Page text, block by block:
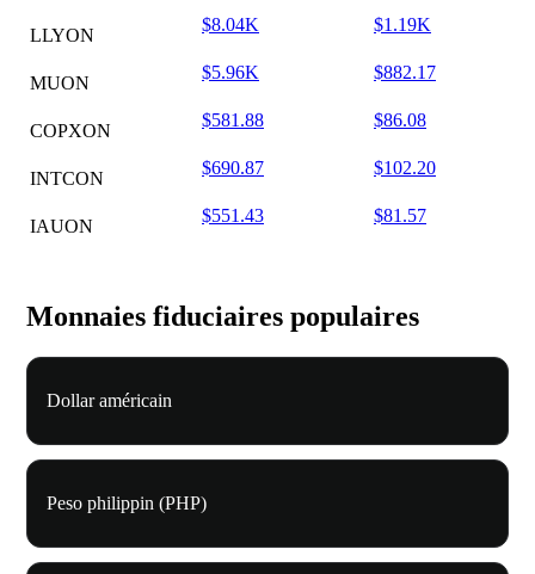
LLYON
$8.04K $1.19K
MUON
$5.96K $882.17
COPXON
$581.88 $86.08
INTCON
$690.87 $102.20
IAUON
$551.43 $81.57
Monnaies fiduciaires populaires
Dollar américain
Peso philippin (PHP)